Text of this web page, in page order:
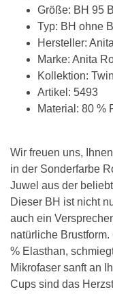
Größe: BH 95 B
Typ: BH ohne
Hersteller: Anita
Marke: Anita
Kollektion: Twin
Artikel: 5493
Material: 80 %
Wir freuen uns,
in der Sonderfarbe
Juwel aus der
Dieser BH ist nicht
auch ein
natürliche
% Elasthan,
Mikrofaser sanft an
Cups sind das